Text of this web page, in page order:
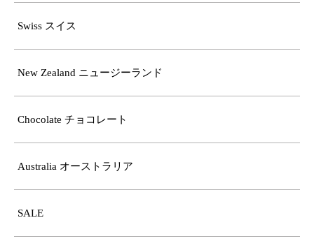
Swiss スイス
New Zealand ニュージーランド
Chocolate チョコレート
Australia オーストラリア
SALE